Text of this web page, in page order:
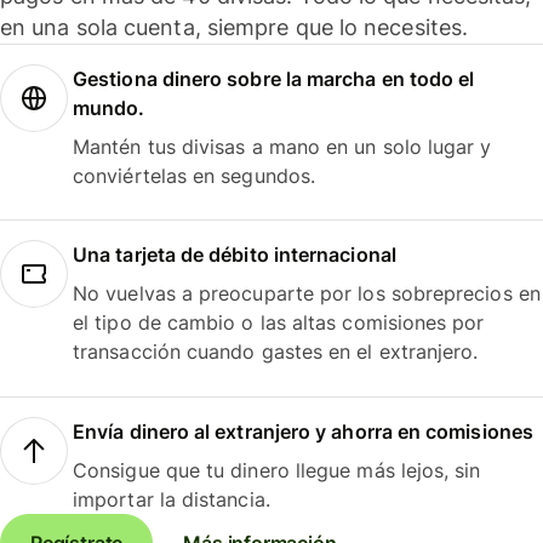
en una sola cuenta, siempre que lo necesites.
Gestiona dinero sobre la marcha en todo el
mundo.
Mantén tus divisas a mano en un solo lugar y
conviértelas en segundos.
Una tarjeta de débito internacional
No vuelvas a preocuparte por los sobreprecios en
el tipo de cambio o las altas comisiones por
transacción cuando gastes en el extranjero.
Envía dinero al extranjero y ahorra en comisiones
Consigue que tu dinero llegue más lejos, sin
importar la distancia.